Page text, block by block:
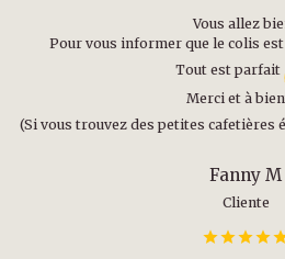
Vous allez
Pour vous informer que le colis
Tout est parfait
Merci et à
(Si vous trouvez des petites cafetières
Fanny M
Cliente